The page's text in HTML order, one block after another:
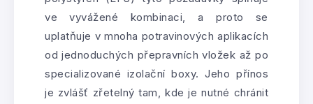
ve vyvážené kombinaci, a proto se
uplatňuje v mnoha potravinových aplikacích
od jednoduchých přepravních vložek až po
specializované izolační boxy. Jeho přínos
je zvlášť zřetelný tam, kde je nutné chránit